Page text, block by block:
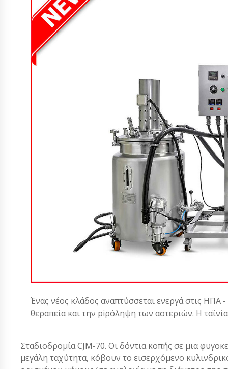
Ένας νέος κλάδος αναπτύσσεται ενεργά στις ΗΠΑ -
θεραπεία και την piρόληψη των αστεριών. Η
Σταδιοδρομία CJM-70. Οι δόντια κοπής σε μια
μεγάλη ταχύτητα, κόβουν το εισερχόμενο